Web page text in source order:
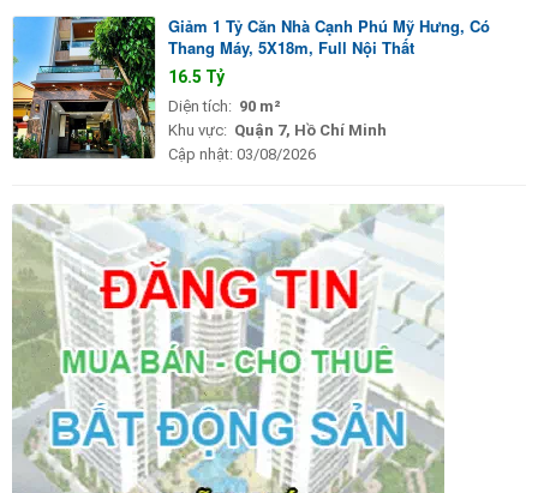
Giảm 1 Tỷ Căn Nhà Cạnh Phú Mỹ Hưng, Có
Thang Máy, 5X18m, Full Nội Thất
16.5 Tỷ
Diện tích: 90 m²
Khu vực: Quận 7, Hồ Chí Minh
Cập nhật: 03/08/2026